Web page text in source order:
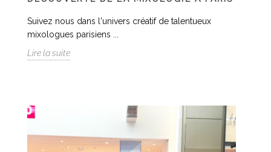
Suivez nous dans l'univers créatif de talentueux
mixologues parisiens ...
Lire la suite